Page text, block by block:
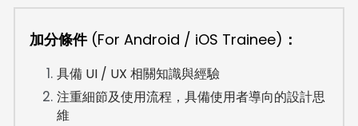
加分條件 (For Android / iOS Trainee) ：
具備 UI / UX 相關知識與經驗
注重細節及使用流程，具備使用者導向的設計思
維